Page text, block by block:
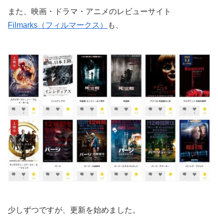
また、映画・ドラマ・アニメのレビューサイト
Filmarks（フィルマークス）
も、
少しずつですが、更新を始めました。